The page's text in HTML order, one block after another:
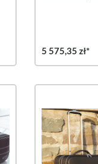
5 575,35 zł*